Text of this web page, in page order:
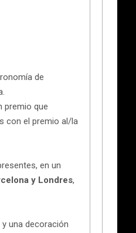
de
premio que
con el premio al/la
en un
y Londres,
y una decoración